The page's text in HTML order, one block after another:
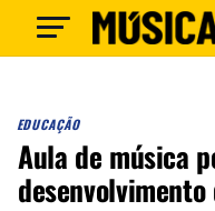
EDUCAÇÃO
Aula de música